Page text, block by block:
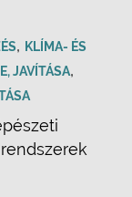
, KLÍMA- ÉS
JAVÍTÁSA,